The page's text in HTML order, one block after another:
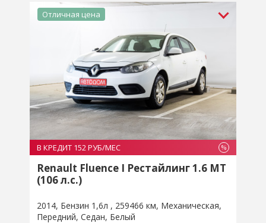
Отличная цена
В КРЕДИТ 152 РУБ/МЕС %
Renault Fluence I Рестайлинг 1.6 MT
(106 л.с.)
2014 Бензин 1,6л 259466 км Механическая
Передний Седан Белый